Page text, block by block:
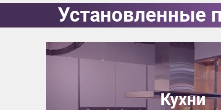
Установленные
Кухни